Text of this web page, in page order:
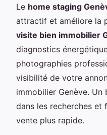
Le home staging
attractif et améliore la
visite bien immobilier
diagnostics
photographies
visibilité de votre
immobilier Genève. Un
dans les recherches et
vente plus rapide.